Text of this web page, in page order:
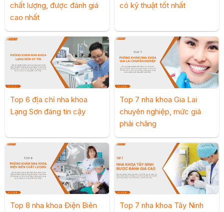
chất lượng, được đánh giá
cao nhất
có kỹ thuật tốt nhất
Top 6 địa chỉ nha khoa
Lạng Sơn đáng tin cậy
Top 7 nha khoa Gia Lai
chuyên nghiệp, mức giá
phải chăng
Top 8 nha khoa Điện Biên
Top 7 nha khoa Tây Ninh